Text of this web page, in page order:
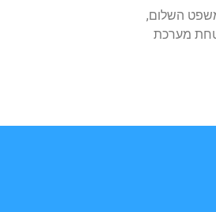
השלום,
מערכת